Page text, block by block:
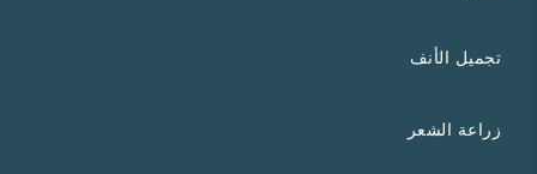
تجميل الأنف
زراعة الشعر